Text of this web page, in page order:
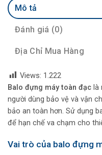
Mô tả
Đánh giá (0)
Địa Chỉ Mua Hàng
Views: 1.222
Balo đựng máy toàn đạc là
người dùng bảo vệ và vận
bảo an toàn hơn. Sử dụng
để hạn chế va chạm cho
Vai trò của balo đựng